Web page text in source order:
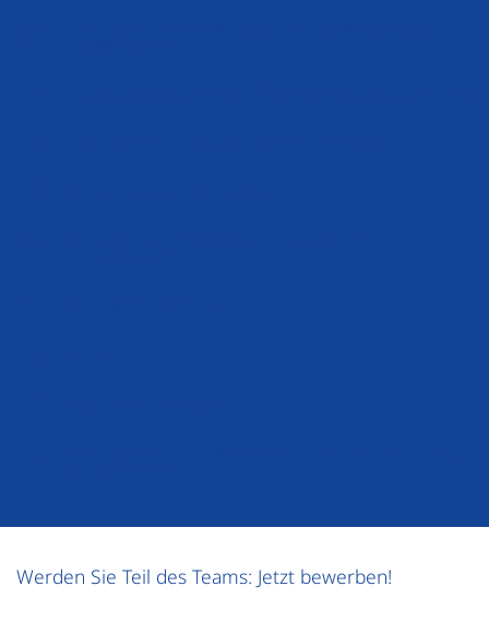
Werden Sie Teil des Teams: Jetzt bewerben!